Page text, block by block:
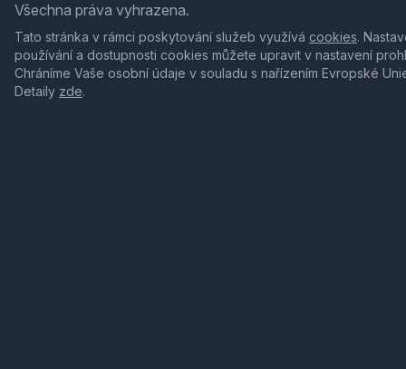
Všechna práva vyhrazena.
Tato stránka v rámci poskytování služeb využívá cookies.
používání a dostupnosti cookies můžete upravit v nastavení
Chráníme Vaše osobní údaje v souladu s nařízením Evropské
Detaily zde.